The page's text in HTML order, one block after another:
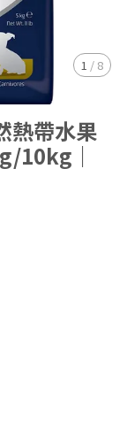
1 / 8
熱帶水果
10kg｜